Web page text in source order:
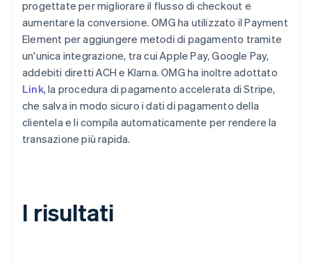
progettate per migliorare il flusso di checkout e
aumentare la conversione. OMG ha utilizzato il Payment
Element per aggiungere metodi di pagamento tramite
un'unica integrazione, tra cui Apple Pay, Google Pay,
addebiti diretti ACH e Klarna. OMG ha inoltre adottato
Link, la procedura di pagamento accelerata di Stripe,
che salva in modo sicuro i dati di pagamento della
clientela e li compila automaticamente per rendere la
transazione più rapida.
I risultati